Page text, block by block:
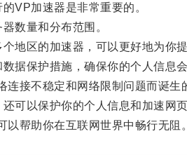
VP加速器是非常重要的。
数量和分布范围。
区的加速器，可以更好地为你提
保护措施，确保你的个人信息会
接不稳定和网络限制问题而诞生
以保护你的个人信息和加速网页
帮助你在互联网世界中畅行无阻。